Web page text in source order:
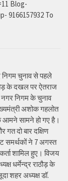
Blog-
9166157932 To
चुनाव से पहले
के दखल पर ऐतराज
निगम के चुनाव
अशोक गहलोत
आमने सामने हो गए है।
दो बार दक्षिण
समर्थकों ने 7 अगस्त
शामिल हुए। विजय
धर्मेन्द्र राठौड़ के
शहर अध्यक्ष डॉ.